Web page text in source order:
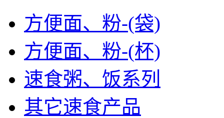
方便面、粉-(袋)
方便面、粉-(杯)
速食粥、饭系列
其它速食产品